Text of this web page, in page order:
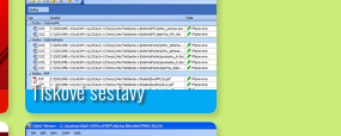
Tiskové sestavy